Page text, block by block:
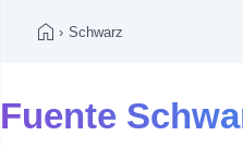
› Schwarz
Fuente